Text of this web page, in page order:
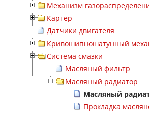
Механизм
Картер
Датчики двигателя
Кривошипношатунный
Система смазки
Масляный фильтр
Масляный радиатор
Масляный
Прокладка